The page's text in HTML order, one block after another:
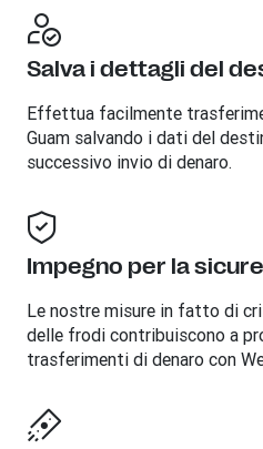
Salva i dettagli del
Effettua facilmente
Guam salvando i dati del
successivo invio di denaro.
Impegno per la
Le nostre misure in fatto di
delle frodi contribuiscono a
trasferimenti di denaro con